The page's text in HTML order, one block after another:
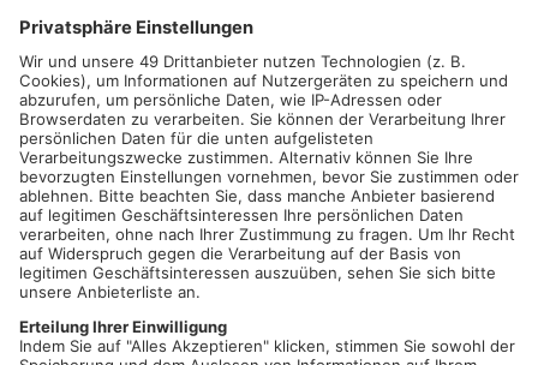
ALZENAU.Immer mehr abgestellte Lastwagen und Müll –
damit hat Alzenau im Industriegebiet Süd zu kämpfen. Jetzt
reagiert die Stadt mit neuen Maßnahmen.
20 neue Absperrpfosten stehen inzwischen im Gebiet, sie
sollen verhindern, dass Fahrzeuge beidseitig parken.
Außerdem wird der Wendehammer am ehemaligen Aldi-
Gelände gesperrt. Parallel setzt die Stadt robuste Müllkörbe
ein, deren Leerung jeden Monat rund 3.000 Euro kostet. Künftig
soll häufiger kontrolliert werden, die Stadt will mit den
Unternehmen sprechen, damit weniger LKW auf öffentlichen
Straßen abgestellt werden. Diese Maßnahmen sollen für mehr
Ordnung und weniger Müll im Industriegebiet sorgen.